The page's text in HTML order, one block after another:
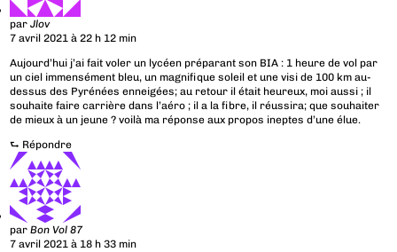
parJlov
7 avril 2021 à 22 h 12 min
Aujourd’hui j’ai fait voler un lycéen préparant son BIA : 1 heure de vol par
un ciel immensément bleu, un magnifique soleil et une visi de 100 km au-
dessus des Pyrénées enneigées; au retour il était heureux, moi aussi ; il
souhaite faire carrière dans l’aéro ; il a la fibre, il réussira; que souhaiter
de mieux à un jeune ? voilà ma réponse aux propos ineptes d’une élue.
⮑ Répondre
parBon Vol 87
7 avril 2021 à 18 h 33 min